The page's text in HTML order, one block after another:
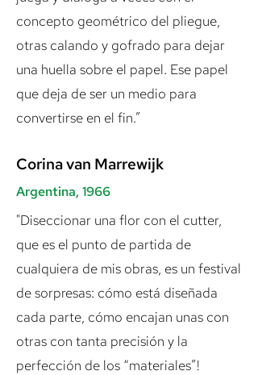
concepto geométrico del pliegue,
otras calando y gofrado para dejar
una huella sobre el papel. Ese papel
que deja de ser un medio para
convertirse en el fin.”
Corina van Marrewijk
Argentina, 1966
"Diseccionar una flor con el cutter,
que es el punto de partida de
cualquiera de mis obras, es un festival
de sorpresas: cómo está diseñada
cada parte, cómo encajan unas con
otras con tanta precisión y la
perfección de los “materiales”!